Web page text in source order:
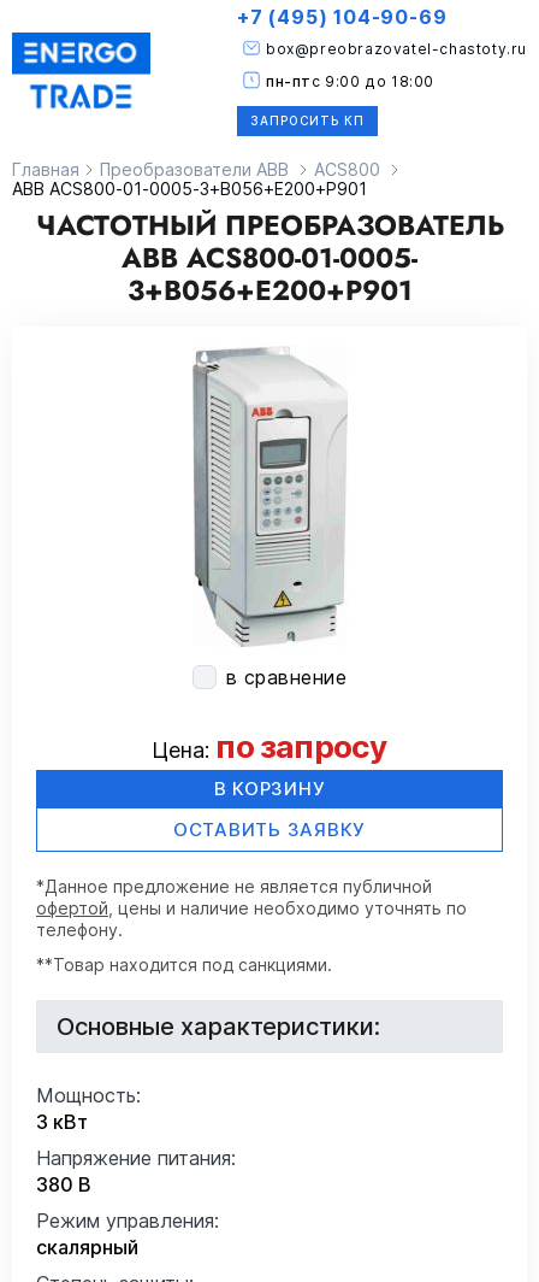
ЗАПРОСИТЬ КП
box@preobrazovatel-chastoty.ru
+7 (495) 104-90-69
пн-пт с 9:00 до 18:00
Главная Преобразователи ABB
ACS800
ABB ACS800-01-0005-3+B056+E200+P901
ЧАСТОТНЫЙ ПРЕОБРАЗОВАТЕЛЬ
ABB ACS800-01-0005-
3+B056+E200+P901
в сравнение
Цена: по запросу
В КОРЗИНУ
ОСТАВИТЬ ЗАЯВКУ
*Данное предложение не является публичной
офертой , цены и наличие необходимо уточнять по
телефону.
**Товар находится под санкциями.
Основные характеристики:
Мощность:
3 кВт
Напряжение питания:
380 В
Режим управления:
скалярный